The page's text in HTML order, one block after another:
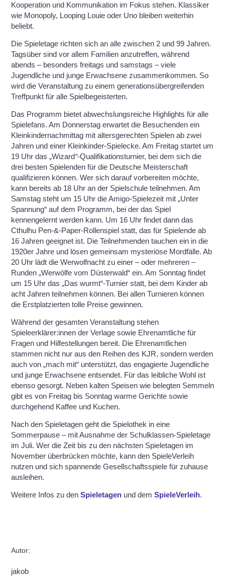
Kooperation und Kommunikation im Fokus stehen. Klassiker
wie Monopoly, Looping Louie oder Uno bleiben weiterhin
beliebt.
Die Spieletage richten sich an alle zwischen 2 und 99 Jahren.
Tagsüber sind vor allem Familien anzutreffen, während
abends – besonders freitags und samstags – viele
Jugendliche und junge Erwachsene zusammenkommen. So
wird die Veranstaltung zu einem generationsübergreifenden
Treffpunkt für alle Spielbegeisterten.
Das Programm bietet abwechslungsreiche Highlights für alle
Spielefans. Am Donnerstag erwartet die Besuchenden ein
Kleinkindernachmittag mit altersgerechten Spielen ab zwei
Jahren und einer Kleinkinder-Spielecke. Am Freitag startet um
19 Uhr das „Wizard“-Qualifikationsturnier, bei dem sich die
drei besten Spielenden für die Deutsche Meisterschaft
qualifizieren können. Wer sich darauf vorbereiten möchte,
kann bereits ab 18 Uhr an der Spielschule teilnehmen. Am
Samstag steht um 15 Uhr die Amigo-Spielezeit mit „Unter
Spannung“ auf dem Programm, bei der das Spiel
kennengelernt werden kann. Um 16 Uhr findet dann das
Cthulhu Pen-&-Paper-Rollenspiel statt, das für Spielende ab
16 Jahren geeignet ist. Die Teilnehmenden tauchen ein in die
1920er Jahre und lösen gemeinsam mysteriöse Mordfälle. Ab
20 Uhr lädt die Werwolfnacht zu einer – oder mehreren –
Runden „Werwölfe vom Düsterwald“ ein. Am Sonntag findet
um 15 Uhr das „Das wurmt“-Turnier statt, bei dem Kinder ab
acht Jahren teilnehmen können. Bei allen Turnieren können
die Erstplatzierten tolle Preise gewinnen.
Während der gesamten Veranstaltung stehen
Spieleerklärer:innen der Verlage sowie Ehrenamtliche für
Fragen und Hilfestellungen bereit. Die Ehrenamtlichen
stammen nicht nur aus den Reihen des KJR, sondern werden
auch von „mach mit“ unterstützt, das engagierte Jugendliche
und junge Erwachsene entsendet. Für das leibliche Wohl ist
ebenso gesorgt. Neben kalten Speisen wie belegten Semmeln
gibt es von Freitag bis Sonntag warme Gerichte sowie
durchgehend Kaffee und Kuchen.
Nach den Spieletagen geht die Spielothek in eine
Sommerpause – mit Ausnahme der Schulklassen-Spieletage
im Juli. Wer die Zeit bis zu den nächsten Spieletagen im
November überbrücken möchte, kann den SpieleVerleih
nutzen und sich spannende Gesellschaftsspiele für zuhause
ausleihen.
Weitere Infos zu den Spieletagenund dem SpieleVerleih.
Autor:
jakob